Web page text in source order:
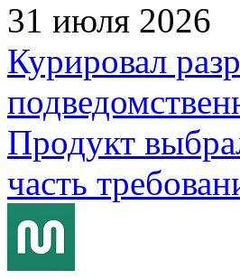
31 июля 2026
Курировал
Продукт
часть